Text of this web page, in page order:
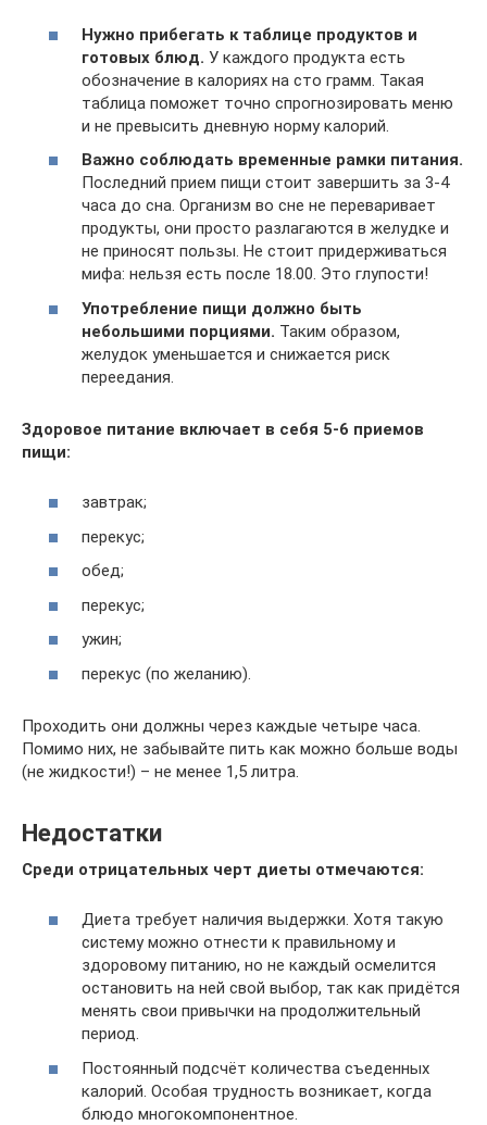
Нужно прибегать к таблице продуктов и
готовых блюд. У каждого продукта есть
обозначение в калориях на сто грамм. Такая
таблица поможет точно спрогнозировать меню
и не превысить дневную норму калорий.
Важно соблюдать временные рамки питания.
Последний прием пищи стоит завершить за 3-4
часа до сна. Организм во сне не переваривает
продукты, они просто разлагаются в желудке и
не приносят пользы. Не стоит придерживаться
мифа: нельзя есть после 18.00. Это глупости!
Употребление пищи должно быть
небольшими порциями. Таким образом,
желудок уменьшается и снижается риск
переедания.
Здоровое питание включает в себя 5-6 приемов
пищи:
завтрак;
перекус;
обед;
перекус;
ужин;
перекус (по желанию).
Проходить они должны через каждые четыре часа.
Помимо них, не забывайте пить как можно больше воды
(не жидкости!) – не менее 1,5 литра.
Недостатки
Среди отрицательных черт диеты отмечаются:
Диета требует наличия выдержки. Хотя такую
систему можно отнести к правильному и
здоровому питанию, но не каждый осмелится
остановить на ней свой выбор, так как придётся
менять свои привычки на продолжительный
период.
Постоянный подсчёт количества съеденных
калорий. Особая трудность возникает, когда
блюдо многокомпонентное.